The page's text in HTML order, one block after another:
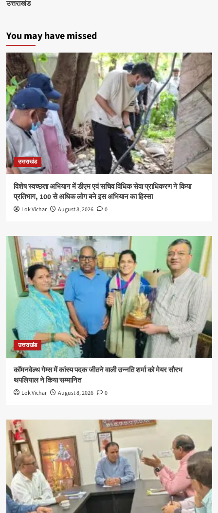
उत्तराखंड
You may have missed
उत्तराखंड
विशेष स्वच्छता अभियान में डीएम एवं सचिव विधिक सेवा प्राधिकरण ने किया
प्रतिभाग, 100 से अधिक लोग बने इस अभियान का हिस्सा
Lok Vichar August 8, 2026 0
उत्तराखंड
कॉमनवेल्थ गेम्स में कांस्य पदक जीतने वाली उन्नति शर्मा को मेयर सौरभ
थपलियाल ने किया सम्मानित
Lok Vichar August 8, 2026 0